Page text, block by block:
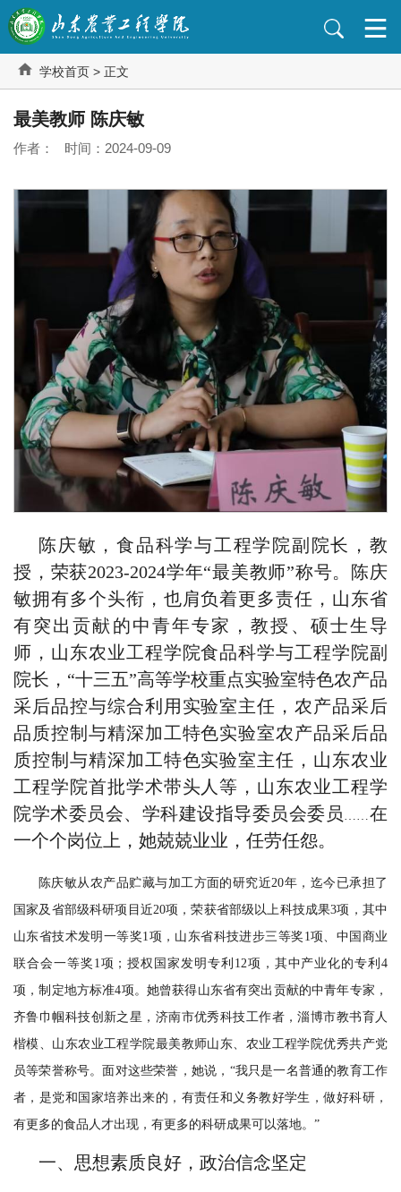
学校首页 > 正文
最美教师 陈庆敏
作者： 时间：2024-09-09
陈庆敏，食品科学与工程学院副院长，教
授，荣获2023-2024学年“最美教师”称号。 陈庆
敏拥有多个头衔，也肩负着更多责任，山东省
有突出贡献的中青年专家，教授、硕士生导
师，山东农业工程学院食品科学与工程学院副
院长，“十三五”高等学校重点实验室特色农产品
采后品控与综合利用实验室主任，农产品采后
品质控制与精深加工特色实验室农产品采后品
质控制与精深加工特色实验室主任，山东农业
工程学院首批学术带头人等，山东农业工程学
院学术委员会、学科建设指导委员会委员 ……在
一个个岗位上，她兢兢业业，任劳任怨。
陈庆敏从农产品贮藏与加工方面的研究近20年，迄今已承担了
国家及省部级科研项目近20项，荣获省部级以上科技成果3项，其中
山东省技术发明一等奖1项，山东省科技进步三等奖1项、中国商业
联合会一等奖1项；授权国家发明专利12项，其中产业化的专利4
项，制定地方标准4项。她曾获得山东省有突出贡献的中青年专家，
齐鲁巾帼科技创新之星，济南市优秀科技工作者，淄博市教书育人
楷模、山东农业工程学院最美教师山东、农业工程学院优秀共产党
员等荣誉称号。面对这些荣誉，她说，“我只是一名普通的教育工作
者，是党和国家培养出来的，有责任和义务教好学生，做好科研，
有更多的食品人才出现，有更多的科研成果可以落地。”
一、思想素质良好，政治信念坚定